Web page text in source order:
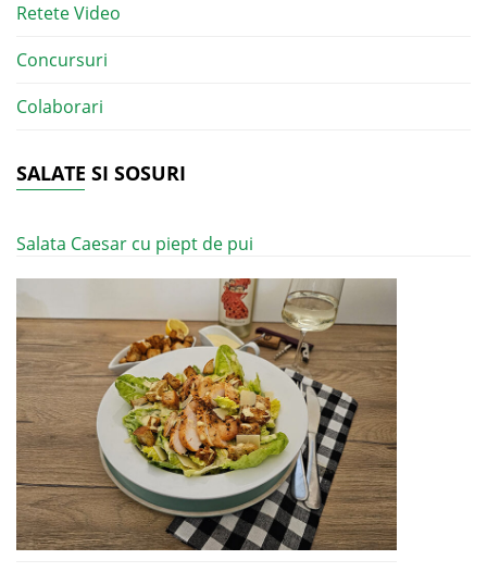
Retete Video
Concursuri
Colaborari
SALATE SI SOSURI
Salata Caesar cu piept de pui